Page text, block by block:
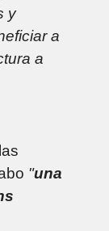
y
a
a
"una